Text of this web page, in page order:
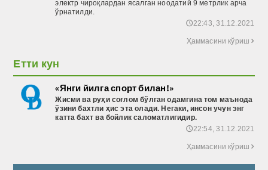
электр чироқлардан ясалган ноодатий 9 метрлик арча
ўрнатилди.
🕔22:43, 31.12.2021
Ҳаммасини кўриш
Етти кун
«Янги йилга спорт билан!»
Жисми ва руҳи соғлом бўлган одамгина том маънода
ўзини бахтли ҳис эта олади. Негаки, инсон учун энг
катта бахт ва бойлик саломатлигидир.
🕔22:54, 31.12.2021
Ҳаммасини кўриш